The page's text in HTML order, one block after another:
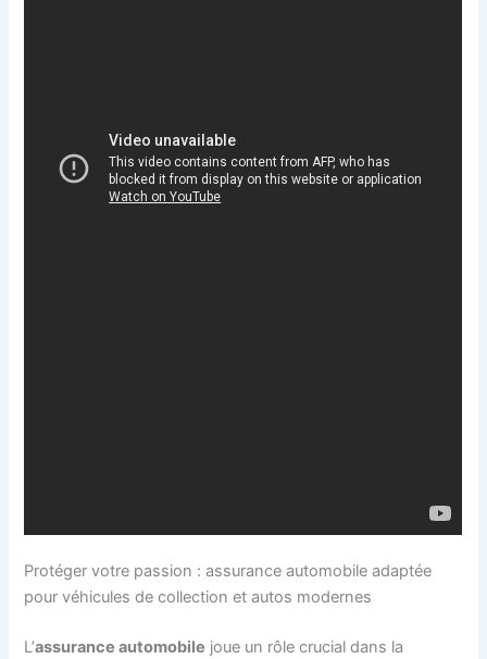
Protéger votre passion : assurance automobile adaptée
pour véhicules de collection et autos modernes
L’assurance automobile joue un rôle crucial dans la